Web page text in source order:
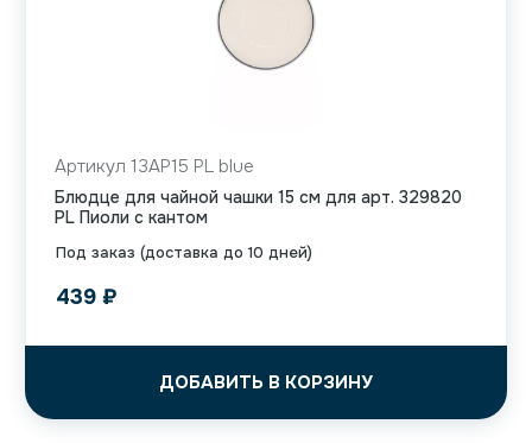
Под заказ (доставка до 10 дней)
Артикул 13AP15 PL blue
Блюдце для чайной чашки 15 см для арт. 329820
PL Пиоли с кантом
439 ₽
ДОБАВИТЬ В КОРЗИНУ